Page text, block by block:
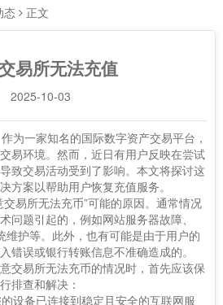
态 正文
易所无法充值
2025-10-03
为一家知名的国际数字资产交易平台，
易环境。然而，近日有用户反映在尝试
致交易活动受到了影响。本文将探讨这
方案以帮助用户恢复充值服务。
易所无法充币”可能的原因。通常情况
问题引起的，例如网站服务器故障、
维护等。此外，也有可能是由于用户的
错误或银行转账信息不准确造成的。
交易所无法充币的情况时，首先应该保
排查和解决：
设备已连接到稳定且安全的互联网服